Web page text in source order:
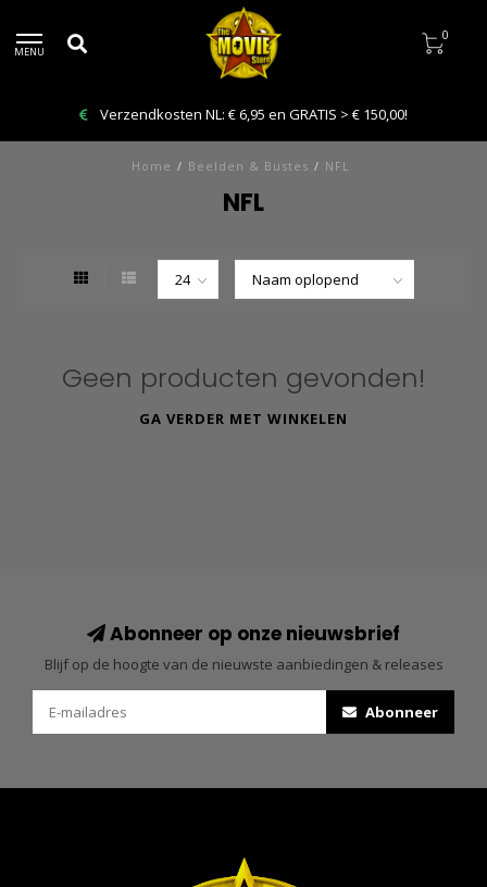
MENU
0
Verzendkosten NL: € 6,95 en GRATIS > € 150,00!
Home / Beelden & Bustes / NFL
NFL
Geen producten gevonden!
GA VERDER MET WINKELEN
Abonneer op onze nieuwsbrief
Blijf op de hoogte van de nieuwste aanbiedingen & releases
Abonneer